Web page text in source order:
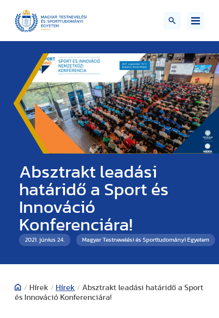
Absztrakt leadási
határidő a Sport és
Innováció
Konferenciára!
2021. június 24. Magyar Testnevelési és Sporttudományi Egyetem
/ Hírek / Hírek / Absztrakt leadási határidő a Sport
és Innováció Konferenciára!